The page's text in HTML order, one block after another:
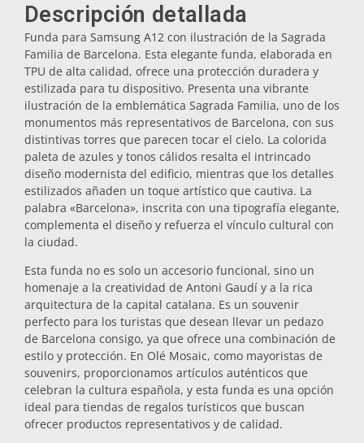
Tapones
Aceiteras
Salvamanteles
Vasos
Souvenirs por ciudad
Descripción detallada
Funda para Samsung A12 con ilustración de la Sagrada
Familia de Barcelona. Esta elegante funda, elaborada en
TPU de alta calidad, ofrece una protección duradera y
estilizada para tu dispositivo. Presenta una vibrante
ilustración de la emblemática Sagrada Familia, uno de los
monumentos más representativos de Barcelona, con sus
distintivas torres que parecen tocar el cielo. La colorida
paleta de azules y tonos cálidos resalta el intrincado
diseño modernista del edificio, mientras que los detalles
estilizados añaden un toque artístico que cautiva. La
palabra «Barcelona», inscrita con una tipografía elegante,
complementa el diseño y refuerza el vínculo cultural con
la ciudad.
Esta funda no es solo un accesorio funcional, sino un
homenaje a la creatividad de Antoni Gaudí y a la rica
arquitectura de la capital catalana. Es un souvenir
perfecto para los turistas que desean llevar un pedazo
de Barcelona consigo, ya que ofrece una combinación de
estilo y protección. En Olé Mosaic, como mayoristas de
souvenirs, proporcionamos artículos auténticos que
celebran la cultura española, y esta funda es una opción
ideal para tiendas de regalos turísticos que buscan
ofrecer productos representativos y de calidad.